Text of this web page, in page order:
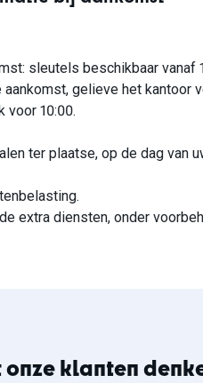
sleutels beschikbaar vanaf
aankomst, gelieve het kantoor
voor 10:00.
ter plaatse, op de dag van
extra diensten, onder
onze klanten